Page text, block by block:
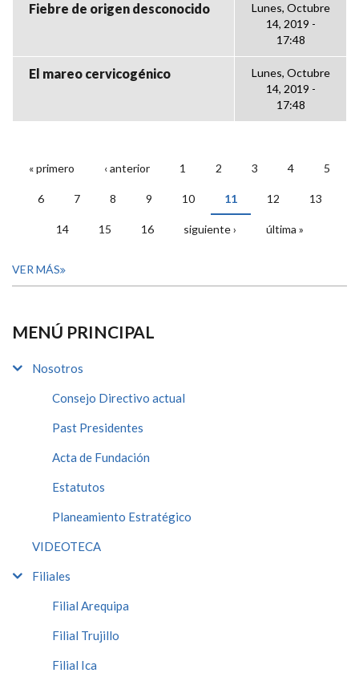
Fiebre de origen desconocido
Lunes, Octubre
14, 2019 -
17:48
El mareo cervicogénico
Lunes, Octubre
14, 2019 -
17:48
PÁGINAS
« primero ‹ anterior 1 2 3 4 5
6 7 8 9 10 11 12 13
14 15 16 siguiente › última »
VER MÁS
MENÚ PRINCIPAL
Nosotros
Consejo Directivo actual
Past Presidentes
Acta de Fundación
Estatutos
Planeamiento Estratégico
VIDEOTECA
Filiales
Filial Arequipa
Filial Trujillo
Filial Ica